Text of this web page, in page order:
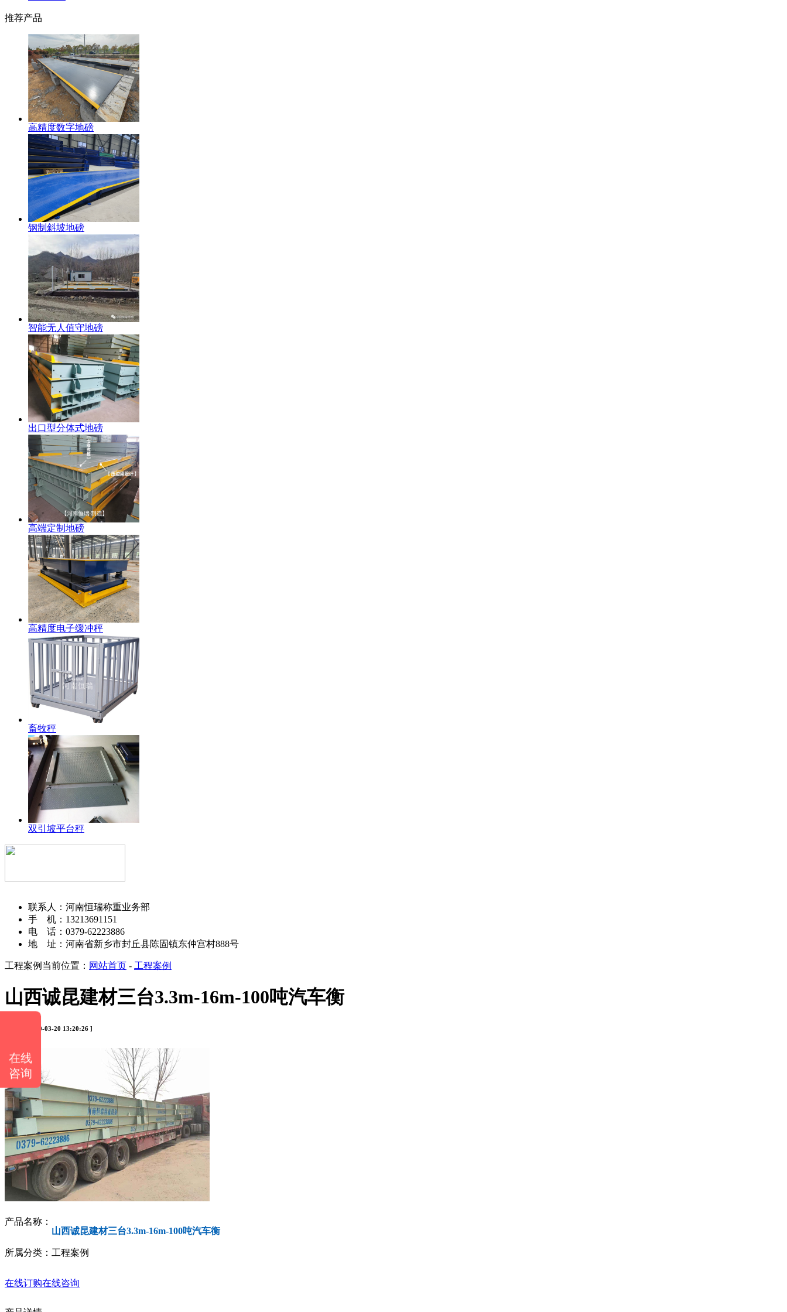
推荐产品
高精度数字地磅
钢制斜坡地磅
智能无人值守地磅
出口型分体式地磅
高端定制地磅
高精度电子缓冲秤
畜牧秤
双引坡平台秤
联系人：河南恒瑞称重业务部
手 机：13213691151
电 话：0379-62223886
地 址：河南省新乡市封丘县陈固镇东仲宫村888号
工程案例 当前位置： 网站首页 - 工程案例
山西诚昆建材三台3.3m-16m-100吨汽车衡
[ 时间：2020-03-20 13:20:26 ]
产品名称：
山西诚昆建材三台3.3m-16m-100吨汽车衡
所属分类：工程案例
在线订购在线咨询
在线
咨询